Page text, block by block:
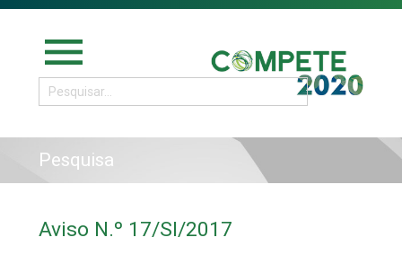
menu
Pesquisa
Aviso N.º 17/SI/2017